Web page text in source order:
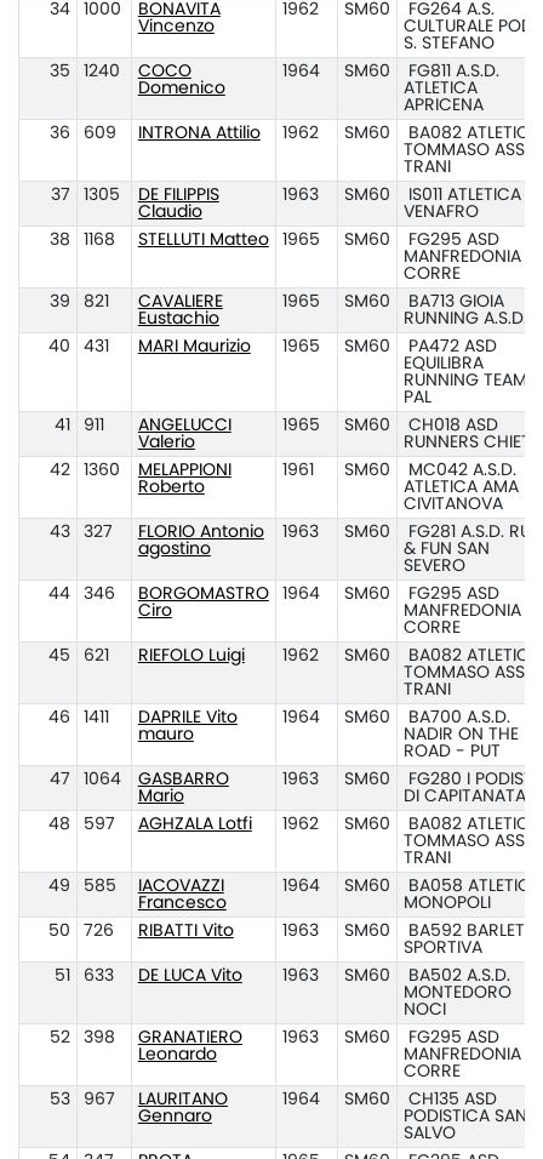
34
1000
BONAVITA
Vincenzo
1962 SM60
FG264 A.S.
CULTURALE POD.
S. STEFANO
35
1240
COCO
Domenico
1964 SM60
FG811 A.S.D.
ATLETICA
APRICENA
36
609 INTRONA Attilio 1962 SM60
BA082 ATLETICA
TOMMASO ASSI
TRANI
37
1305
DE FILIPPIS
Claudio
1963 SM60
IS011 ATLETICA
VENAFRO
38
1168 STELLUTI Matteo 1965 SM60
FG295 ASD
MANFREDONIA
CORRE
39
821
CAVALIERE
Eustachio
1965 SM60
BA713 GIOIA
RUNNING A.S.D.
40
431 MARI Maurizio 1965 SM60
PA472 ASD
EQUILIBRA
RUNNING TEAM
PAL
41
911
ANGELUCCI
Valerio
1965 SM60
CH018 ASD
RUNNERS CHIETI
42
1360
MELAPPIONI
Roberto
1961 SM60
MC042 A.S.D.
ATLETICA AMA
CIVITANOVA
43
327
FLORIO Antonio
agostino
1963 SM60
FG281 A.S.D. RUN
& FUN SAN
SEVERO
44
346
BORGOMASTRO
Ciro
1964 SM60
FG295 ASD
MANFREDONIA
CORRE
45
621 RIEFOLO Luigi 1962 SM60
BA082 ATLETICA
TOMMASO ASSI
TRANI
46
1411
DAPRILE Vito
mauro
1964 SM60
BA700 A.S.D.
NADIR ON THE
ROAD - PUT
47
1064
GASBARRO
Mario
1963 SM60
FG280 I PODISTI
DI CAPITANATA
48
597 AGHZALA Lotfi 1962 SM60
BA082 ATLETICA
TOMMASO ASSI
TRANI
49
585
IACOVAZZI
Francesco
1964 SM60
BA058 ATLETICA
MONOPOLI
50
726 RIBATTI Vito 1963 SM60
BA592
SPORTIVA
51
633 DE LUCA Vito 1963 SM60
BA502 A.S.D.
MONTEDORO
NOCI
52
398
GRANATIERO
Leonardo
1963 SM60
FG295 ASD
MANFREDONIA
CORRE
53
967
LAURITANO
Gennaro
1964 SM60
CH135 ASD
PODISTICA SAN
SALVO